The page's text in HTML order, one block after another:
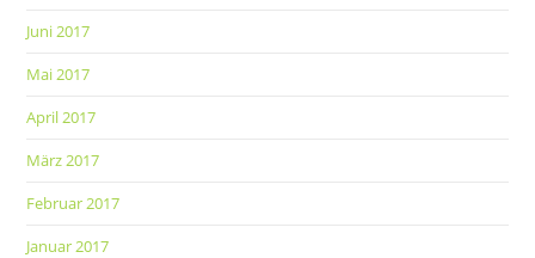
Juni 2017
Mai 2017
April 2017
März 2017
Februar 2017
Januar 2017